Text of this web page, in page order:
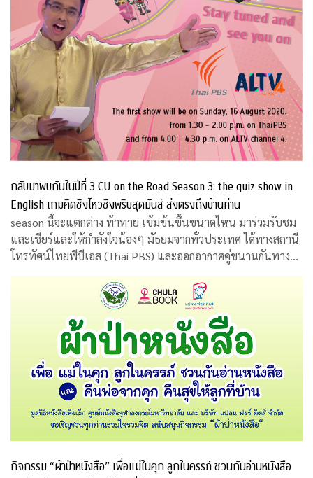
กลับมาพบกันในปีที่ 3 CU on the Road Season 3: the quiz show in
English เกมคิดชิงไหวชิงพริบสุดมันส์ ส่งตรงถึงบ้านท่าน
season นี้จะแตกต่าง ท้าทาย เข้มข้นขึ้นขนาดไหน มาร่วมรับชม
และเชียร์และให้กำลังใจน้องๆ มัธยมจากทั่วประเทศ ได้ทางสถานี
โทรทัศน์ไทยพีบีเอส (Thai PBS) และออกอากาศคู่ขนานกันทาง
สถานีโทรทัศน์เอแอลทีวี (ALTV)
กิจกรรม “ผ้าป่าหนังสือ” เพื่อแม่ในคุก ลูกในครรภ์ ชวนกันอ่านหนังสือ